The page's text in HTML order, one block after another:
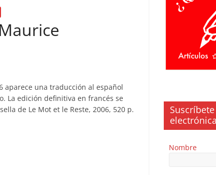
aparece una traducción al español
La edición definitiva en francés se
de Le Mot et le Reste, 2006, 520 p.
Nombre